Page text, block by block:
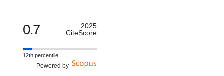
0.7
2025
CiteScore
12th percentile
Powered by